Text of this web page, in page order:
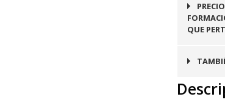
QUE